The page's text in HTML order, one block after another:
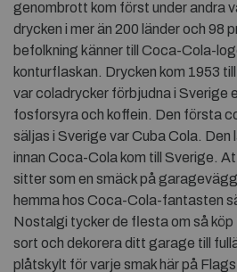
genombrott kom först under andra
drycken i mer än 200 länder och 98
befolkning känner till Coca-Cola-
konturflaskan. Drycken kom 1953
var coladrycker förbjudna i Sverige
fosforsyra och koffein. Den första
säljas i Sverige var Cuba Cola. Den
innan Coca-Cola kom till Sverige.
sitter som en smäck på
hemma hos Coca-Cola-fantasten
Nostalgi tycker de flesta om så
sort och dekorera ditt garage till
plåtskylt för varje smak här på